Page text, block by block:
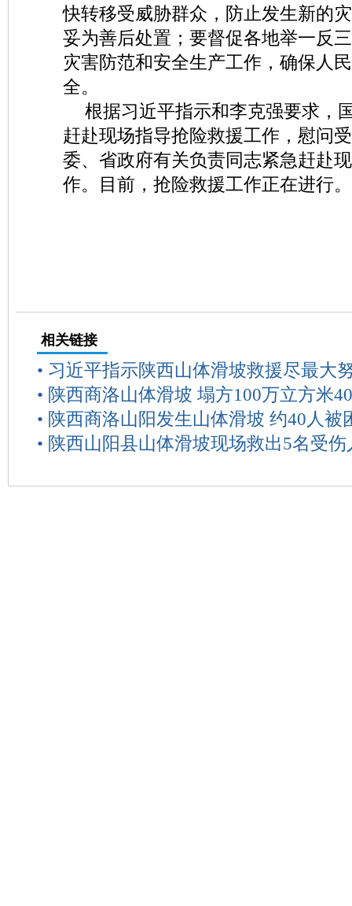
快转移受威胁群众，防止发生新的
妥为善后处置；要督促各地举一反
灾害防范和安全生产工作，确保人
全。
根据习近平指示和李克强要求，
赶赴现场指导抢险救援工作，慰问
委、省政府有关负责同志紧急赶赴
作。目前，抢险救援工作正在进行。
相关链接
• 习近平指示陕西山体滑坡救援尽最大
• 陕西商洛山体滑坡 塌方100万立方米
• 陕西商洛山阳发生山体滑坡 约40人被
• 陕西山阳县山体滑坡现场救出5名受伤